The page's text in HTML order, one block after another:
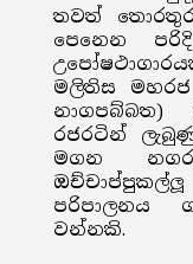
තවත්
පෙනෙන
මලිතිස
රජරටින්
මගන
ඔච්චාප්පුකල්ලූ
පරිපාලනය
වන්නකි.